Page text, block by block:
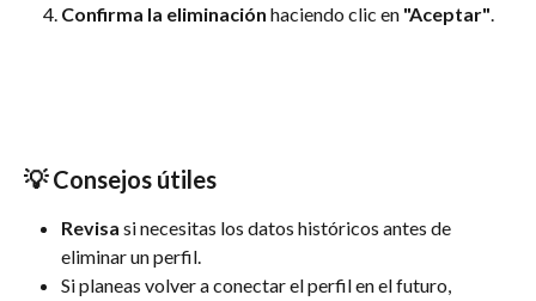
Confirma la eliminación haciendo clic en "Aceptar".
💡 Consejos útiles
Revisa si necesitas los datos históricos antes de
eliminar un perfil.
Si planeas volver a conectar el perfil en el futuro,